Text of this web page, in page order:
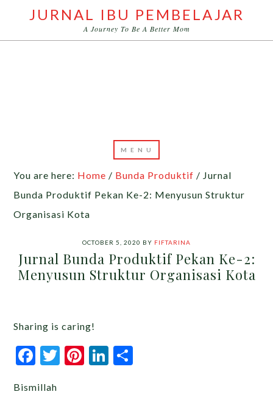
JURNAL IBU PEMBELAJAR
A Journey To Be A Better Mom
You are here: Home / Bunda Produktif / Jurnal
Bunda Produktif Pekan Ke-2: Menyusun Struktur
Organisasi Kota
OCTOBER 5, 2020 BY FIFTARINA
Jurnal Bunda Produktif Pekan Ke-2:
Menyusun Struktur Organisasi Kota
Sharing is caring!
Facebook
Twitter
Pinterest
LinkedIn
Bismillah